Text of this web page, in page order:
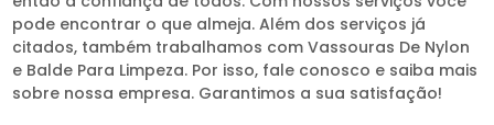
pode encontrar o que almeja. Além dos serviços já
citados, também trabalhamos com Vassouras De Nylon
e Balde Para Limpeza. Por isso, fale conosco e saiba mais
sobre nossa empresa. Garantimos a sua satisfação!